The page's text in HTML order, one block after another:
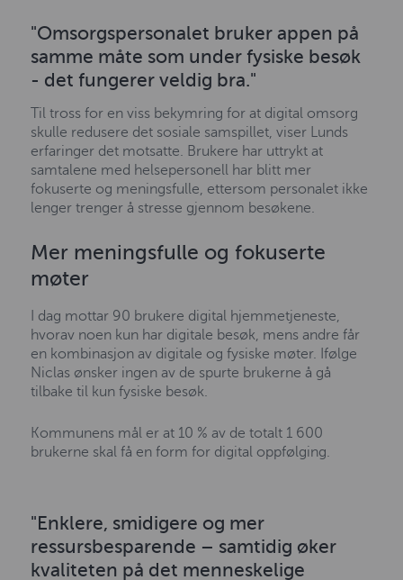
"Enklere, smidigere og mer
ressursbesparende – samtidig øker
kvaliteten på det menneskelige
"Omsorgspersonalet bruker appen på
samme måte som under fysiske besøk
- det fungerer veldig bra."
Til tross for en viss bekymring for at digital omsorg
skulle redusere det sosiale samspillet, viser Lunds
erfaringer det motsatte. Brukere har uttrykt at
samtalene med helsepersonell har blitt mer
fokuserte og meningsfulle, ettersom personalet ikke
lenger trenger å stresse gjennom besøkene.
Mer meningsfulle og fokuserte
møter
I dag mottar 90 brukere digital hjemmetjeneste,
hvorav noen kun har digitale besøk, mens andre får
en kombinasjon av digitale og fysiske møter. Ifølge
Niclas ønsker ingen av de spurte brukerne å gå
tilbake til kun fysiske besøk.
Kommunens mål er at 10 % av de totalt 1 600
brukerne skal få en form for digital oppfølging.